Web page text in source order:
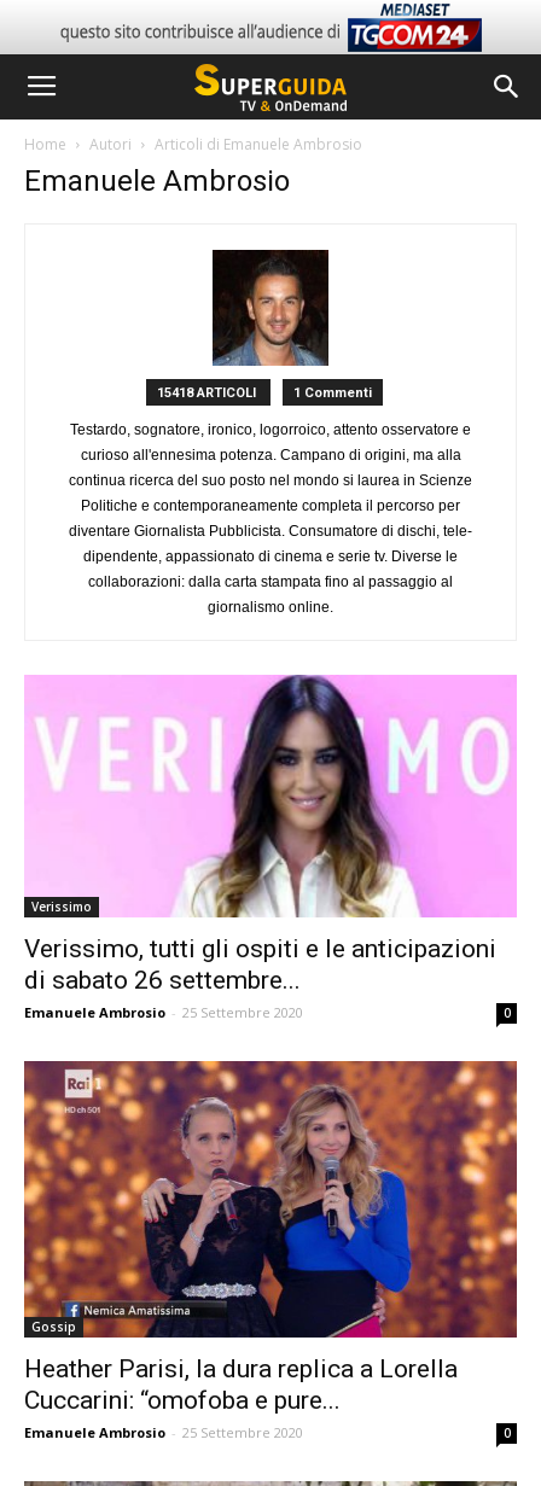
Home Autori Articoli di Emanuele Ambrosio
Emanuele Ambrosio
15418 ARTICOLI 1 Commenti
Testardo, sognatore, ironico, logorroico, attento osservatore e
curioso all'ennesima potenza. Campano di origini, ma alla
continua ricerca del suo posto nel mondo si laurea in Scienze
Politiche e contemporaneamente completa il percorso per
diventare Giornalista Pubblicista. Consumatore di dischi, tele-
dipendente, appassionato di cinema e serie tv. Diverse le
collaborazioni: dalla carta stampata fino al passaggio al
giornalismo online.
Verissimo
Verissimo, tutti gli ospiti e le anticipazioni
di sabato 26 settembre...
Emanuele Ambrosio - 25 Settembre 2020 0
Gossip
Heather Parisi, la dura replica a Lorella
Cuccarini: “omofoba e pure...
Emanuele Ambrosio - 25 Settembre 2020 0